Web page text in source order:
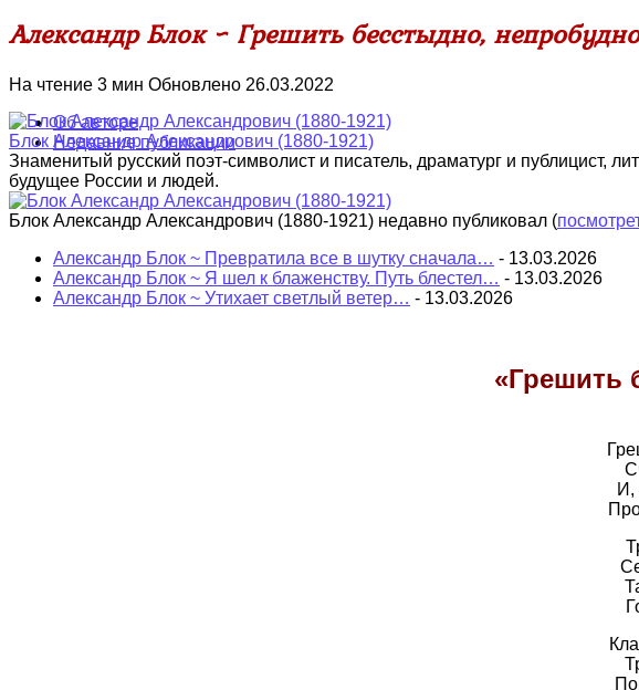
Александр Блок ~ Грешить бесстыдно,
На чтение 3 мин Обновлено 26.03.2022
Об авторе
Недавние публикации
Блок Александр Александрович (1880-1921)
Знаменитый русский поэт-символист и писатель, драматург и публицист,
будущее России и людей.
Блок Александр Александрович (1880-1921) недавно публиковал (
Александр Блок ~ Превратила все в шутку сначала… - 13.03.2026
Александр Блок ~ Я шел к блаженству. Путь блестел… - 13.03.2026
Александр Блок ~ Утихает светлый ветер… - 13.03.2026
«Грешить
И,